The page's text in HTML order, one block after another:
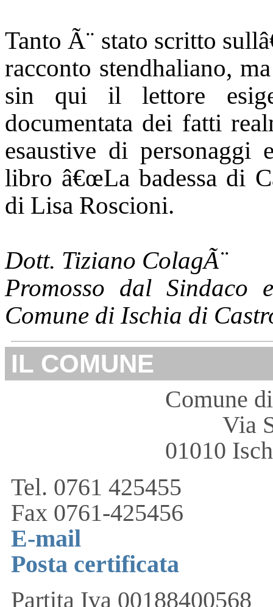
Tanto Ã¨ stato scritto
racconto stendhaliano,
sin qui il lettore
documentata dei fatti
esaustive di
libro â€œLa badessa di
di Lisa Roscioni.
Dott. Tiziano ColagÃ¨
Promosso dal Sindaco
Comune di Ischia di
IL COMUNE
Comune
Via
01010
Tel. 0761 425455
Fax 0761-425456
E-mail
Posta certificata
Partita Iva 00188400568